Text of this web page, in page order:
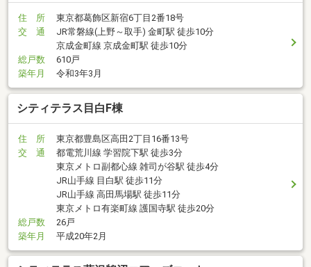
住 所
東京都葛飾区新宿6丁目2番18号
交 通
JR常磐線(上野～取手) 金町駅 徒歩10分
京成金町線 京成金町駅 徒歩10分
総戸数
610戸
築年月
令和3年3月
シティテラス目白F棟
住 所
東京都豊島区高田2丁目16番13号
交 通
都電荒川線 学習院下駅 徒歩3分
東京メトロ副都心線 雑司が谷駅 徒歩4分
JR山手線 目白駅 徒歩11分
JR山手線 高田馬場駅 徒歩11分
東京メトロ有楽町線 護国寺駅 徒歩20分
総戸数
26戸
築年月
平成20年2月